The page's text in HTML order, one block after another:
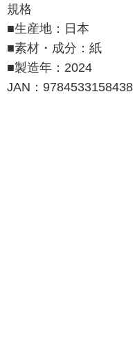
規格
■生産地：日本
■素材・成分：紙
■製造年：2024
JAN：9784533158438